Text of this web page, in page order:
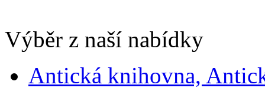
Výběr z naší nabídky
Antická knihovna,